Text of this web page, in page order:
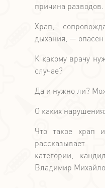
причина разводов.
Храп,
дыхания, — опасен
К какому врачу
случае?
Да и нужно ли?
О каких
Что такое храп
категории,
Владимир